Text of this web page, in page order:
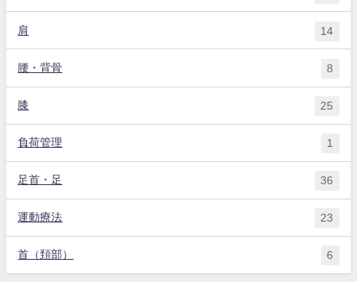
肩 14
腰・背骨 8
膝 25
負荷管理 1
足首・足 36
運動療法 23
首（頚部） 6